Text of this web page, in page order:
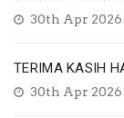
30th Apr 2026
TERIMA KASIH
30th Apr 2026